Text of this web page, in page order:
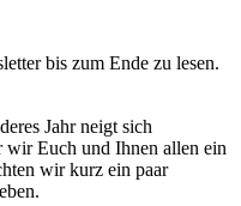
bis zum Ende zu lesen.
Jahr neigt sich
wir Euch und Ihnen allen ein
wir kurz ein paar